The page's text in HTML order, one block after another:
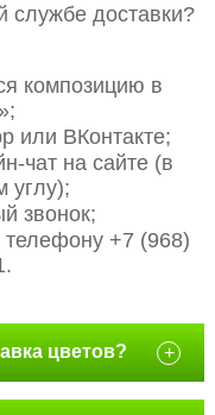
службе доставки?
композицию в
или ВКонтакте;
чат на сайте (в
углу);
звонок;
+7 (968)
цветов? +